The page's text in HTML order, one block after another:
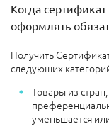
Когда
оформлять
Получить
следующих
Товары из
уменьшается